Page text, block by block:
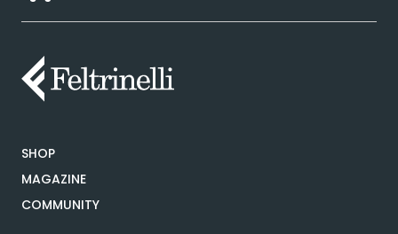
SHOP
MAGAZINE
COMMUNITY